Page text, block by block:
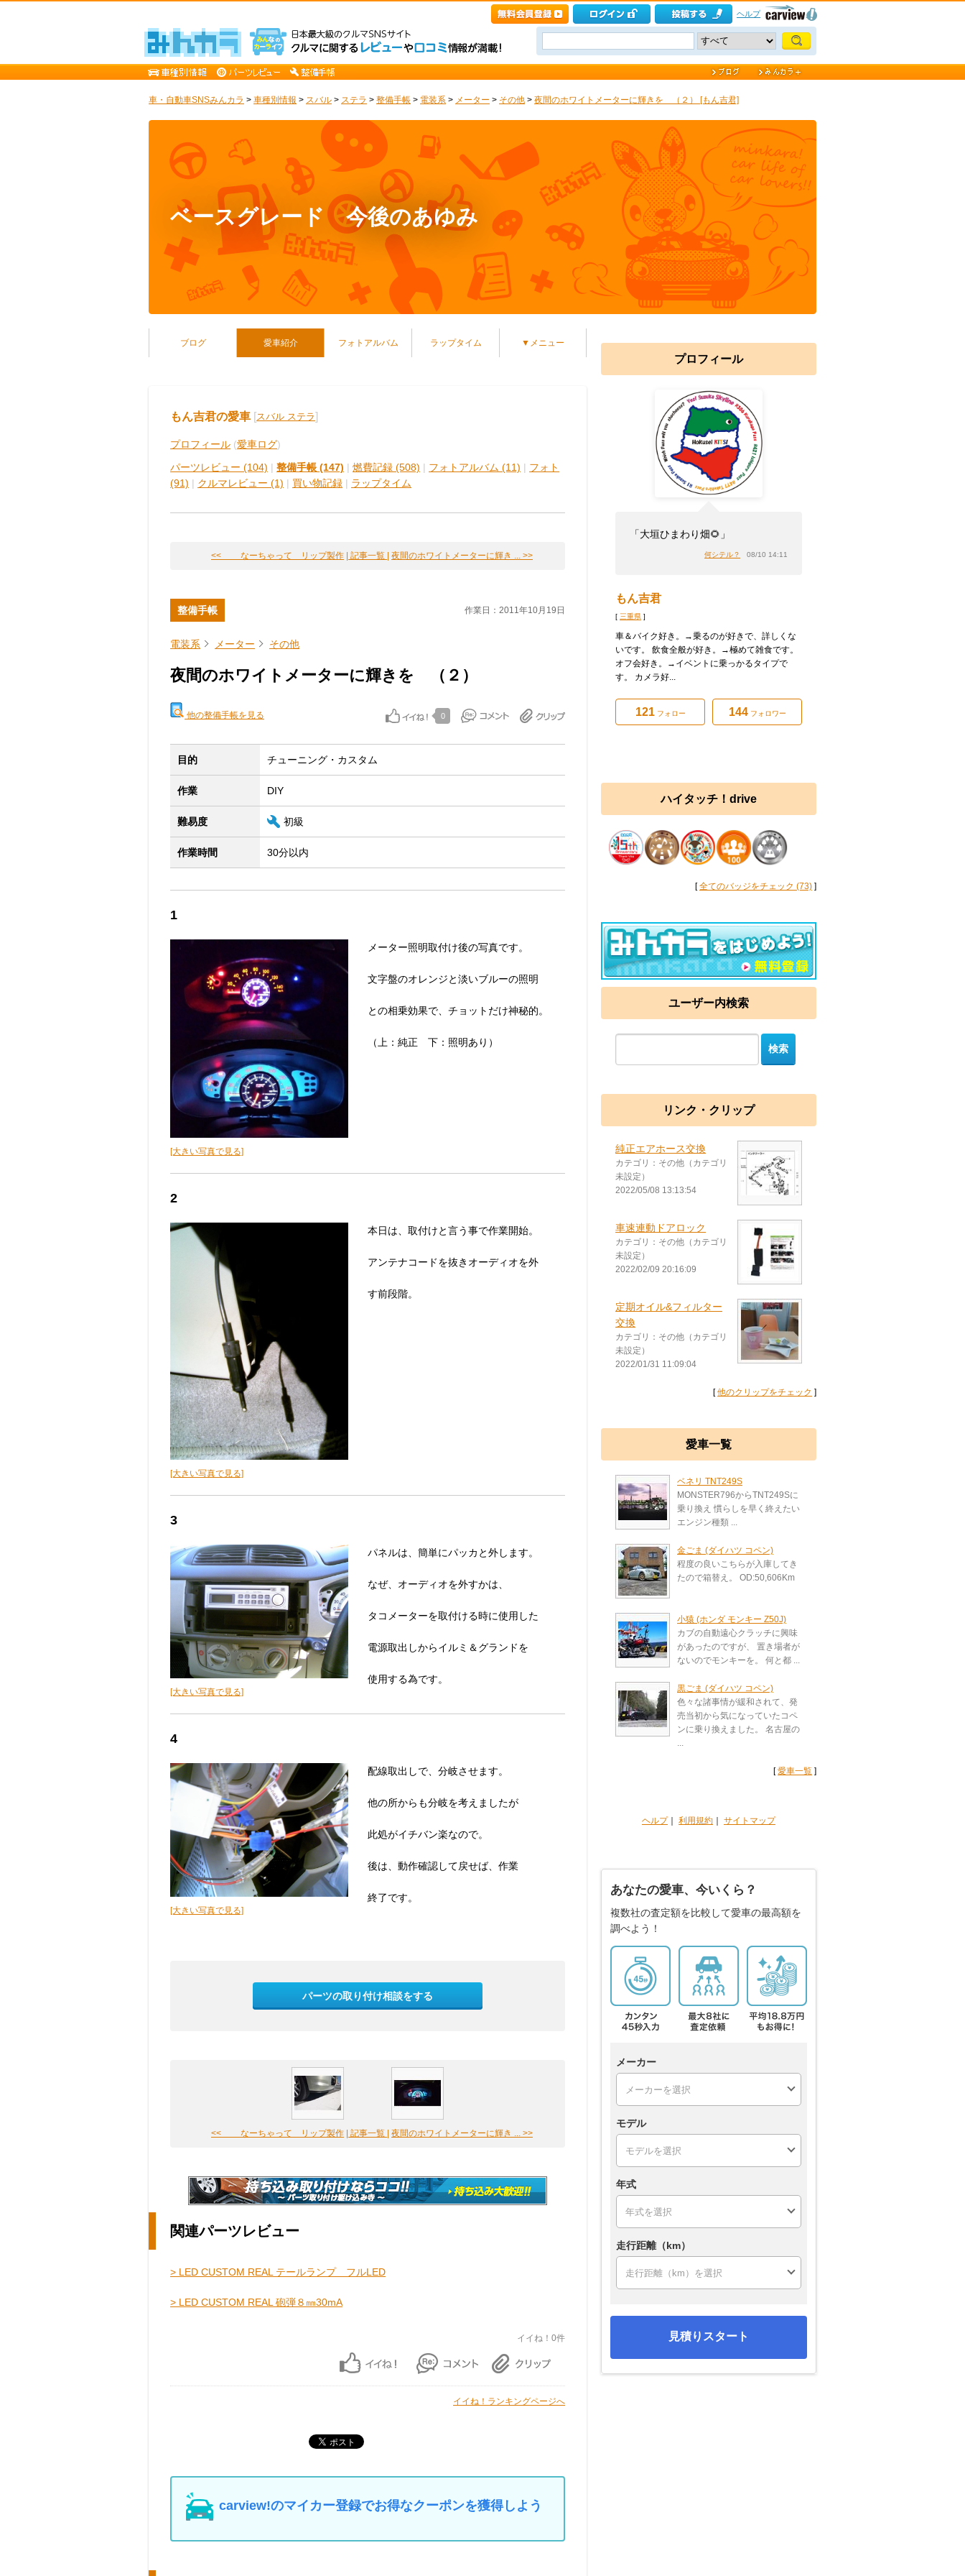
ヘルプ
車・自動車SNSみんカラ > 車種別情報 > スバル > ステラ > 整備手帳 > 電装系 > メーター > その他 > 夜間のホワイトメーターに輝きを （２） [もん吉君]
ベースグレード 今後のあゆみ
ブログ 愛車紹介 フォトアルバム ラップタイム ▼メニュー
もん吉君の愛車 [スバル ステラ]
プロフィール (愛車ログ)
パーツレビュー (104) | 整備手帳 (147) | 燃費記録 (508) | フォトアルバム (11) | フォト
(91) | クルマレビュー (1) | 買い物記録 | ラップタイム
<< なーちゃって リップ製作 | 記事一覧 | 夜間のホワイトメーターに輝き ... >>
整備手帳 作業日：2011年10月19日
電装系 メーター その他
夜間のホワイトメーターに輝きを （２）
他の整備手帳を見る 0
目的 チューニング・カスタム
作業 DIY
難易度 初級
作業時間 30分以内
1
[大きい写真で見る]
メーター照明取付け後の写真です。
文字盤のオレンジと淡いブルーの照明
との相乗効果で、チョットだけ神秘的。
（上：純正 下：照明あり）
2
[大きい写真で見る]
本日は、取付けと言う事で作業開始。
アンテナコードを抜きオーディオを外
す前段階。
3
[大きい写真で見る]
パネルは、簡単にパッカと外します。
なぜ、オーディオを外すかは、
タコメーターを取付ける時に使用した
電源取出しからイルミ＆グランドを
使用する為です。
4
[大きい写真で見る]
配線取出しで、分岐させます。
他の所からも分岐を考えましたが
此処がイチバン楽なので。
後は、動作確認して戻せば、作業
終了です。
パーツの取り付け相談をする
<< なーちゃって リップ製作 | 記事一覧 | 夜間のホワイトメーターに輝き ... >>
関連パーツレビュー
> LED CUSTOM REAL テールランプ フルLED
> LED CUSTOM REAL 砲弾８㎜30mA
イイね！0件
イイね！ランキングページへ
carview!のマイカー登録でお得なクーポンを獲得しよう
プロフィール
「大垣ひまわり畑🌻」
何シテル？ 08/10 14:11
もん吉君
[ 三重県 ]
車＆バイク好き。→乗るのが好きで、詳しくな
いです。 飲食全般が好き。→極めて雑食です。
オフ会好き。→イベントに乗っかるタイプで
す。 カメラ好...
121フォロー 144フォロワー
ハイタッチ！drive
[全てのバッジをチェック (73) ]
ユーザー内検索
リンク・クリップ
純正エアホース交換
カテゴリ：その他（カテゴリ
未設定）
2022/05/08 13:13:54
車速連動ドアロック
カテゴリ：その他（カテゴリ
未設定）
2022/02/09 20:16:09
定期オイル&フィルター
交換
カテゴリ：その他（カテゴリ
未設定）
2022/01/31 11:09:04
[他のクリップをチェック ]
愛車一覧
ベネリ TNT249S
MONSTER796からTNT249Sに
乗り換え 慣らしを早く終えたい
エンジン種類 ...
金ごま (ダイハツ コペン)
程度の良いこちらが入庫してき
たので箱替え。 OD:50,606Km
小猿 (ホンダ モンキー Z50J)
カブの自動遠心クラッチに興味
があったのですが、 置き場者が
ないのでモンキーを。 何と都 ...
黒ごま (ダイハツ コペン)
色々な諸事情が緩和されて、発
売当初から気になっていたコペ
ンに乗り換えました。 名古屋の
...
[愛車一覧 ]
ヘルプ｜ 利用規約 サイトマップ
あなたの愛車、今いくら？
複数社の査定額を比較して愛車の最高額を
調べよう！
メーカー
モデル
年式
走行距離（km）
見積りスタート